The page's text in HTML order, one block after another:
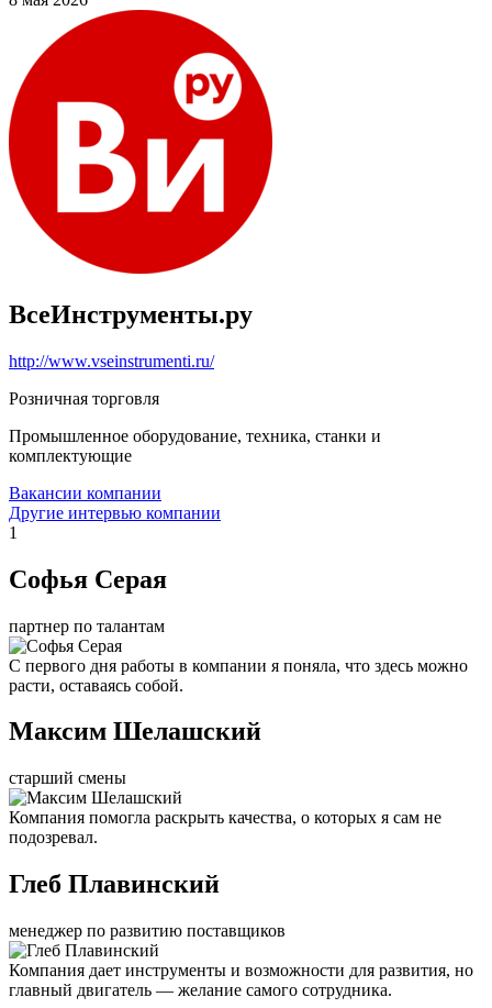
ВсеИнструменты.ру
http://www.vseinstrumenti.ru/
Розничная торговля
Промышленное оборудование, техника, станки и
комплектующие
Вакансии компании
Другие интервью компании
1
Софья Серая
партнер по талантам
С первого дня работы в компании я поняла, что здесь можно
расти, оставаясь собой.
Максим Шелашский
старший смены
Компания помогла раскрыть качества, о которых я сам не
подозревал.
Глеб Плавинский
менеджер по развитию поставщиков
Компания дает инструменты и возможности для развития, но
главный двигатель — желание самого сотрудника.